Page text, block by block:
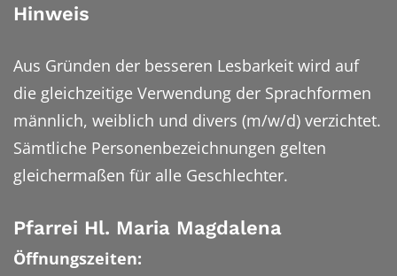
Hinweis
Aus Gründen der besseren Lesbarkeit wird auf
die gleichzeitige Verwendung der Sprachformen
männlich, weiblich und divers (m/w/d) verzichtet.
Sämtliche Personenbezeichnungen gelten
gleichermaßen für alle Geschlechter.
Pfarrei Hl. Maria Magdalena
Öffnungszeiten: